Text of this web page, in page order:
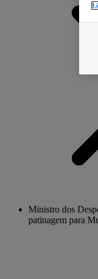
Ministro dos
patinagem para